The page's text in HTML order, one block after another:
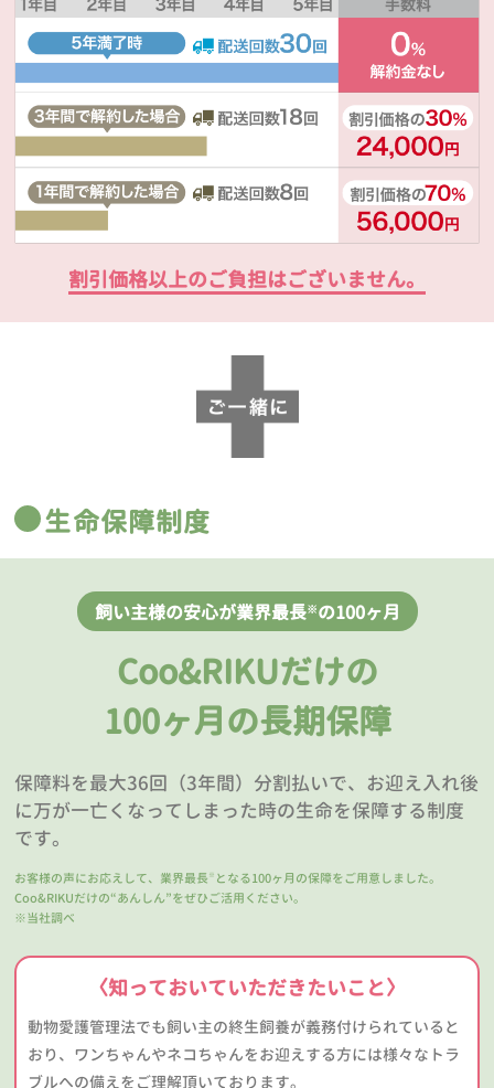
割引価格以上のご負担はございません。
生命保障制度
飼い主様の安心が業界最長※の100ヶ月
Coo&RIKUだけの
100ヶ月の長期保障
保障料を最大36回（3年間）分割払いで、お迎え入れ後
に万が一亡くなってしまった時の生命を保障する制度
です。
お客様の声にお応えして、業界最長 ※ となる100ヶ月の保障をご用意しました。
Coo&RIKUだけの“あんしん”をぜひご活用ください。
※当社調べ
〈知っておいていただきたいこと〉
動物愛護管理法でも飼い主の終生飼養が義務付けられていると
おり、ワンちゃんやネコちゃんをお迎えする方には様々なトラ
ブルへの備えをご理解頂いております。